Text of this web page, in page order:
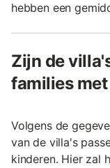
hebben een
Zijn de
families
Volgens de
van de villa's
kinderen. Hier zal